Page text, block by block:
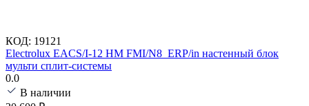
КОД: 19121
Electrolux EACS/I-12 HM FMI/N8_ERP/in настенный блок
мульти сплит-системы
0.0
В наличии